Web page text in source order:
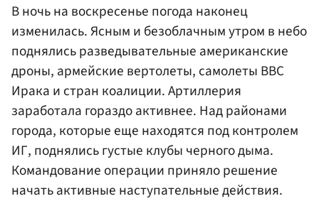
В ночь на воскресенье погода наконец
изменилась. Ясным и безоблачным утром в небо
поднялись разведывательные американские
дроны, армейские вертолеты, самолеты ВВС
Ирака и стран коалиции. Артиллерия
заработала гораздо активнее. Над районами
города, которые еще находятся под контролем
ИГ, поднялись густые клубы черного дыма.
Командование операции приняло решение
начать активные наступательные действия.